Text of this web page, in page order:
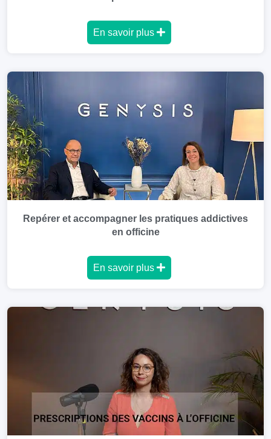
En savoir plus
Repérer et accompagner les pratiques addictives
en officine
En savoir plus